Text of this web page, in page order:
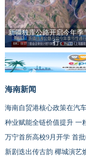
新疆独库公路开启今年季
行
海南新闻
海南自贸港核心政策在汽
种业赋能全链价值提升 一
万宁首所高校9月开学 首批
新剧迭出传古韵 椰城演艺